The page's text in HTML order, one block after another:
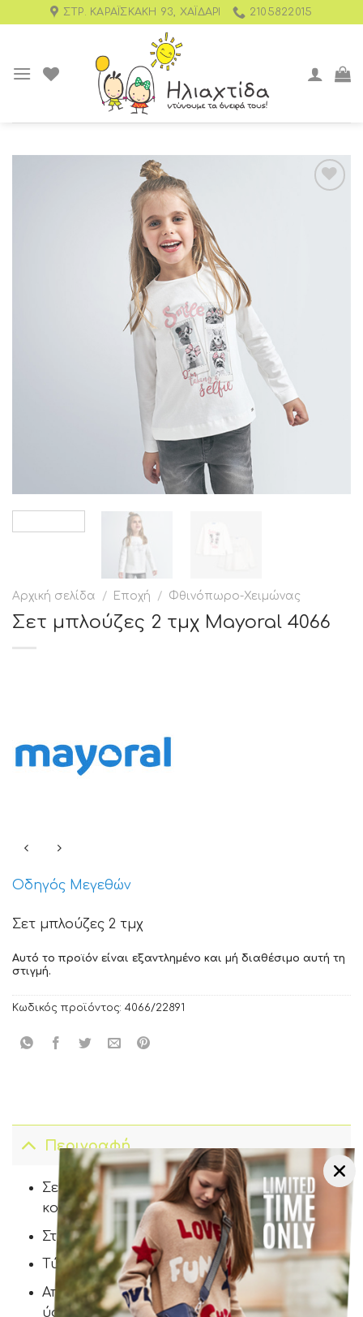
ΣΤΡ. ΚΑΡΑΪΣΚΆΚΗ 93, ΧΑΪΔΆΡΙ 2105822015
Αρχική σελίδα / Εποχή / Φθινόπωρο-Χειμώνας
Σετ μπλούζες 2 τμχ Mayoral 4066
Οδηγός Μεγεθών
Σετ μπλούζες 2 τμχ
Αυτό το προϊόν είναι εξαντλημένο και μή διαθέσιμο αυτή τη
στιγμή.
Κωδικός προϊόντος: 4066/22891
Περιγραφή
Σετ μπλούζες 2 τμχ μακρυμάνικες, για
κορίτσια 3-9 ετών.
Στρογγυλεμένος γιακάς.
Τύπωμα, σκυλάκια και καρδούλες.
Απαλό, βαμβακερό και ελαστικό
ύφασμα.